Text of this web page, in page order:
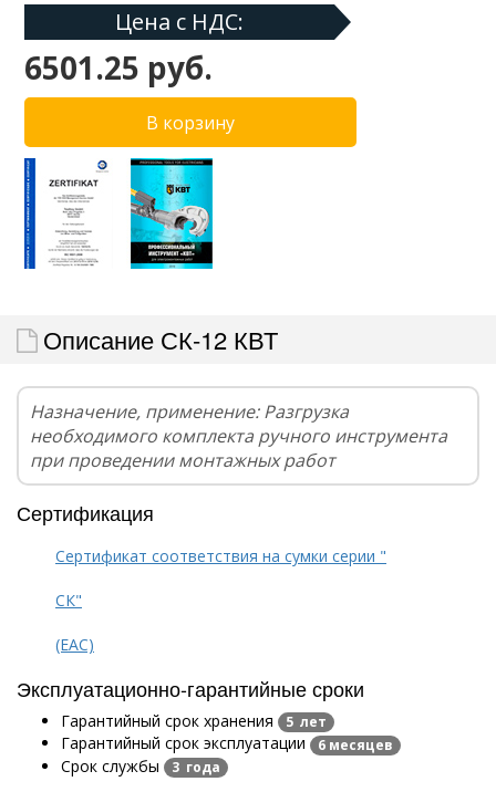
Цена с НДС:
6501.25 руб.
Описание СК-12 КВТ
Назначение, применение: Разгрузка
необходимого комплекта ручного инструмента
при проведении монтажных работ
Сертификация
Сертификат соответствия на сумки серии "
СК"
(EAC)
Эксплуатационно-гарантийные сроки
Гарантийный срок хранения 5 лет
Гарантийный срок эксплуатации 6 месяцев
Срок службы 3 года